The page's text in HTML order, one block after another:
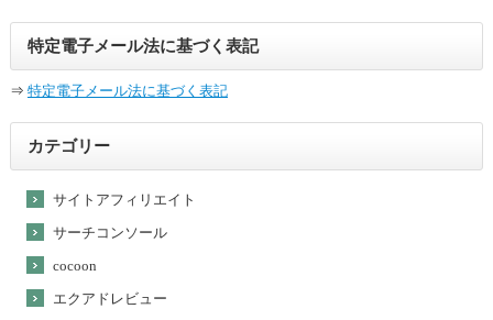
特定電子メール法に基づく表記
⇒ 特定電子メール法に基づく表記
カテゴリー
サイトアフィリエイト
サーチコンソール
cocoon
エクアドレビュー